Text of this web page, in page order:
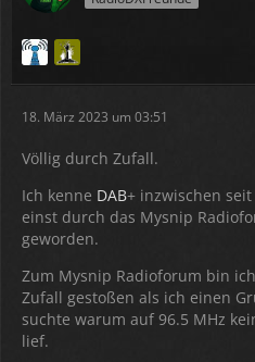
18. März 2023 um 03:51
Völlig durch Zufall.
Ich kenne DAB+ inzwischen
einst durch das Mysnip
geworden.
Zum Mysnip Radioforum bin
Zufall gestoßen als ich einen
suchte warum auf 96.5 MHz
lief.